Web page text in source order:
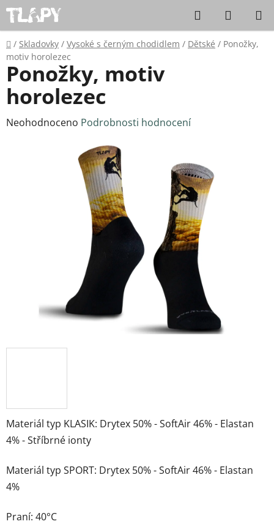
Přejít na obsah Hledat
Domů
/ Skladovky / Vysoké s černým chodidlem / Dětské / Ponožky,
motiv horolezec
Materiál typ KLASIK: Drytex 50% - SoftAir 46% - Elastan
4% - Stříbrné ionty
Materiál typ SPORT: Drytex 50% - SoftAir 46% - Elastan
4%
Praní: 40°C
Ponožky, motiv
horolezec
Průměrné hodnocení produktu je 0,0 z 5 hvězdiček.
Neohodnoceno Podrobnosti hodnocení